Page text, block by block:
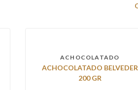
ACHOCOLATADO
ACHOCOLATADO BELVEDER
200 GR